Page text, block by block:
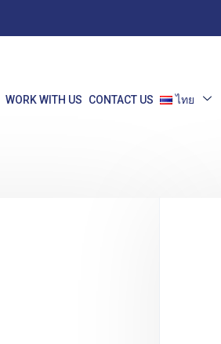
WORK WITH US CONTACT US ไทย